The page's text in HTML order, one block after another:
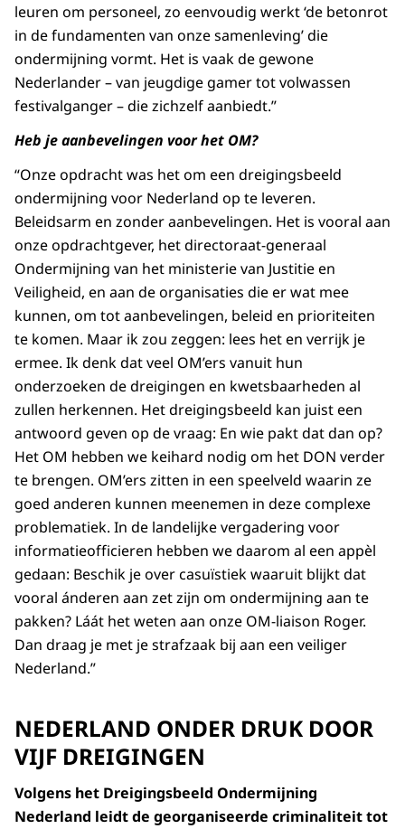
leuren om personeel, zo eenvoudig werkt ‘de betonrot
in de fundamenten van onze samenleving’ die
ondermijning vormt. Het is vaak de gewone
Nederlander – van jeugdige gamer tot volwassen
festivalganger – die zichzelf aanbiedt.”
Heb je aanbevelingen voor het OM?
“Onze opdracht was het om een dreigingsbeeld
ondermijning voor Nederland op te leveren.
Beleidsarm en zonder aanbevelingen. Het is vooral aan
onze opdrachtgever, het directoraat-generaal
Ondermijning van het ministerie van Justitie en
Veiligheid, en aan de organisaties die er wat mee
kunnen, om tot aanbevelingen, beleid en prioriteiten
te komen. Maar ik zou zeggen: lees het en verrijk je
ermee. Ik denk dat veel OM’ers vanuit hun
onderzoeken de dreigingen en kwetsbaarheden al
zullen herkennen. Het dreigingsbeeld kan juist een
antwoord geven op de vraag: En wie pakt dat dan op?
Het OM hebben we keihard nodig om het DON verder
te brengen. OM’ers zitten in een speelveld waarin ze
goed anderen kunnen meenemen in deze complexe
problematiek. In de landelijke vergadering voor
informatieofficieren hebben we daarom al een appèl
gedaan: Beschik je over casuïstiek waaruit blijkt dat
vooral ánderen aan zet zijn om ondermijning aan te
pakken? Láát het weten aan onze OM-liaison Roger.
Dan draag je met je strafzaak bij aan een veiliger
Nederland.”
NEDERLAND ONDER DRUK DOOR
VIJF DREIGINGEN
Volgens het Dreigingsbeeld Ondermijning
Nederland leidt de georganiseerde criminaliteit tot